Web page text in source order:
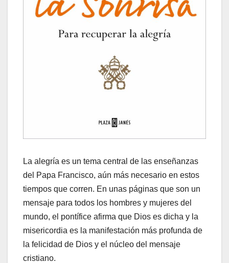
La alegría es un tema central de las enseñanzas
del Papa Francisco, aún más necesario en estos
tiempos que corren. En unas páginas que son un
mensaje para todos los hombres y mujeres del
mundo, el pontífice afirma que Dios es dicha y la
misericordia es la manifestación más profunda de
la felicidad de Dios y el núcleo del mensaje
cristiano.